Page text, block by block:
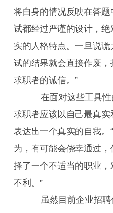
将自身的情况反映在答题
试都经过严谨的设计，
实的人格特点。一旦说谎
试的结果就会直接作废
求职者的诚信。”
在面对这些工具性
求职者应该以自己最真实
表达出一个真实的自我。
为，有可能会侥幸通过
择了一个不适当的职业
不利。”
虽然目前企业招聘